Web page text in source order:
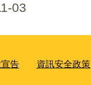
03
告 資訊安全政策